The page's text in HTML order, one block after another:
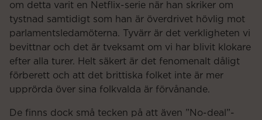
om detta varit en Netflix-serie när han skriker om
tystnad samtidigt som han är överdrivet hövlig mot
parlamentsledamöterna. Tyvärr är det verkligheten vi
bevittnar och det är tveksamt om vi har blivit klokare
efter alla turer. Helt säkert är det fenomenalt dåligt
förberett och att det brittiska folket inte är mer
upprörda över sina folkvalda är förvånande.
De finns dock små tecken på att även ”No-deal”-